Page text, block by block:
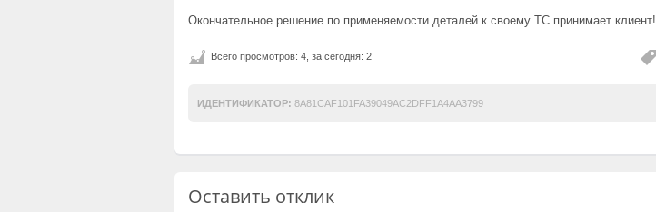
Окончательное решение по применяемости деталей к своему ТС принимает клиент!
Всего просмотров: 4, за сегодня: 2
ИДЕНТИФИКАТОР: 8A81CAF101FA39049AC2DFF1A4AA3799
Оставить отклик